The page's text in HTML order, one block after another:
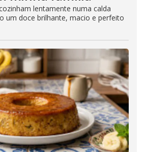
lentamente numa calda
um doce brilhante, macio e perfeito